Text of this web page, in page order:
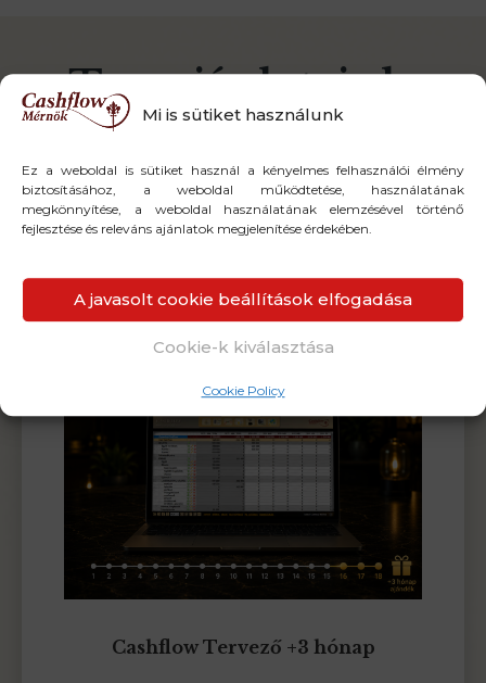
Mi is sütiket használunk
Ez a weboldal is sütiket használ a kényelmes felhasználói élmény
biztosításához, a weboldal működtetése, használatának
megkönnyítése, a weboldal használatának elemzésével történő
fejlesztése és releváns ajánlatok megjelenítése érdekében.
A javasolt cookie beállítások elfogadása
Cookie-k kiválasztása
Cookie Policy
Top ajánlataink,
amiket a legtöbben
visznek
a legtöbben
Cashflow Tervező +3 hónap